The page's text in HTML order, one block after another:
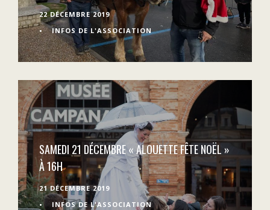
22 DÉCEMBRE 2019
•
INFOS DE L'ASSOCIATION
SAMEDI 21 DÉCEMBRE « ALOUETTE FÊTE NOËL »
À 16H
21 DÉCEMBRE 2019
•
INFOS DE L'ASSOCIATION